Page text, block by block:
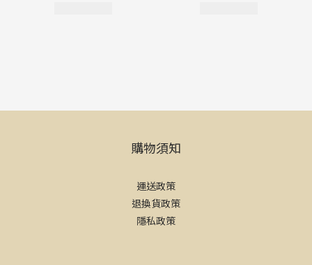
購物須知
運送政策
退換貨政策
隱私政策